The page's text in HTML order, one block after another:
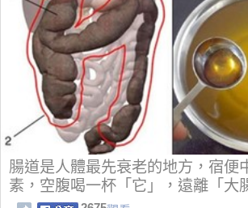
腸道是人體最先衰老的地方，宿便
素，空腹喝一杯「它」，遠離「大